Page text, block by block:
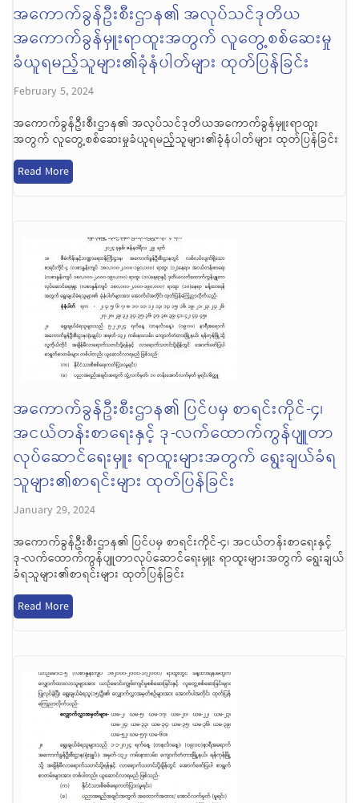
အကောက်ခွန်ဦးစီးဌာန၏ အလုပ်သင်ဒုတိယ
အကောက်ခွန်မှူးရာထူးအတွက် လူတွေ့စစ်ဆေးမှု
ခံယူရမည့်သူများ၏ခုံနံပါတ်များ ထုတ်ပြန်ခြင်း
February 5, 2024
အကောက်ခွန်ဦးစီးဌာန၏ အလုပ်သင်ဒုတိယအကောက်ခွန်မှူးရာထူး
အတွက် လူတွေ့စစ်ဆေးမှုခံယူရမည့်သူများ၏ခုံနံပါတ်များ ထုတ်ပြန်ခြင်း
Read More
အကောက်ခွန်ဦးစီးဌာန၏ ပြင်ပမှ စာရင်းကိုင်-၄၊
အငယ်တန်းစာရေးနှင့် ဒု-လက်ထောက်ကွန်ပျူတာ
လုပ်ဆောင်ရေးမှူး ရာထူးများအတွက် ရွေးချယ်ခံရ
သူများ၏စာရင်းများ ထုတ်ပြန်ခြင်း
January 29, 2024
အကောက်ခွန်ဦးစီးဌာန၏ ပြင်ပမှ စာရင်းကိုင်-၄၊ အငယ်တန်းစာရေးနှင့်
ဒု-လက်ထောက်ကွန်ပျူတာလုပ်ဆောင်ရေးမှူး ရာထူးများအတွက် ရွေးချယ်
ခံရသူများ၏စာရင်းများ ထုတ်ပြန်ခြင်း
Read More